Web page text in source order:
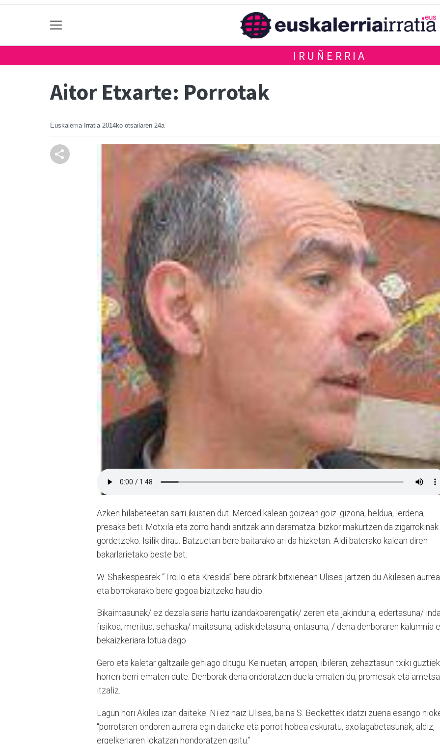
IRUÑERRIA
Aitor Etxarte: Porrotak
Euskalerria Irratia 2014ko otsailaren 24a
Azken hilabeteetan sarri ikusten dut. Merced kalean goizean goiz. gizona, heldua, lerdena,
presaka beti. Motxila eta zorro handi anitzak arin daramatza. bizkor makurtzen da zigarrokinak
gordetzeko. Isilik dirau. Batzuetan bere baitarako ari da hizketan. Aldi baterako kalean diren
bakarlarietako beste bat.
W. Shakespearek “Troilo eta Kresida” bere obrarik bitxienean Ulises jartzen du Akilesen
eta borrokarako bere gogoa bizitzeko hau dio:
Bikaintasunak/ ez dezala saria hartu izandakoarengatik/ zeren eta jakinduria, edertasuna/
fisikoa, meritua, sehaska/ maitasuna, adiskidetasuna, ontasuna, / dena denboraren kalumnia
bekaizkeriara lotua dago.
Gero eta kaletar galtzaile gehiago ditugu. Keinuetan, arropan, ibileran, zehaztasun txiki guztiek
horren berri ematen dute. Denborak dena ondoratzen duela ematen du, promesak eta
itzaliz.
Lagun hori Akiles izan daiteke. Ni ez naiz Ulises, baina S. Beckettek idatzi zuena esango
“porrotaren ondoren aurrera egin daiteke eta porrot hobea eskuratu, axolagabetasunak, aldiz,
ergelkeriaren lokatzan hondoratzen gaitu.”